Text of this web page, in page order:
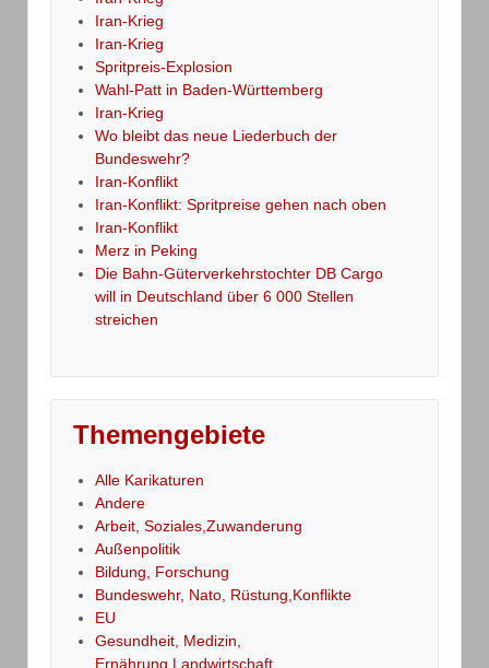
Iran-Krieg
Iran-Krieg
Spritpreis-Explosion
Wahl-Patt in Baden-Württemberg
Iran-Krieg
Wo bleibt das neue Liederbuch der
Bundeswehr?
Iran-Konflikt
Iran-Konflikt: Spritpreise gehen nach oben
Iran-Konflikt
Merz in Peking
Die Bahn-Güterverkehrstochter DB Cargo
will in Deutschland über 6 000 Stellen
streichen
Themengebiete
Alle Karikaturen
Andere
Arbeit, Soziales,Zuwanderung
Außenpolitik
Bildung, Forschung
Bundeswehr, Nato, Rüstung,Konflikte
EU
Gesundheit, Medizin,
Ernährung,Landwirtschaft